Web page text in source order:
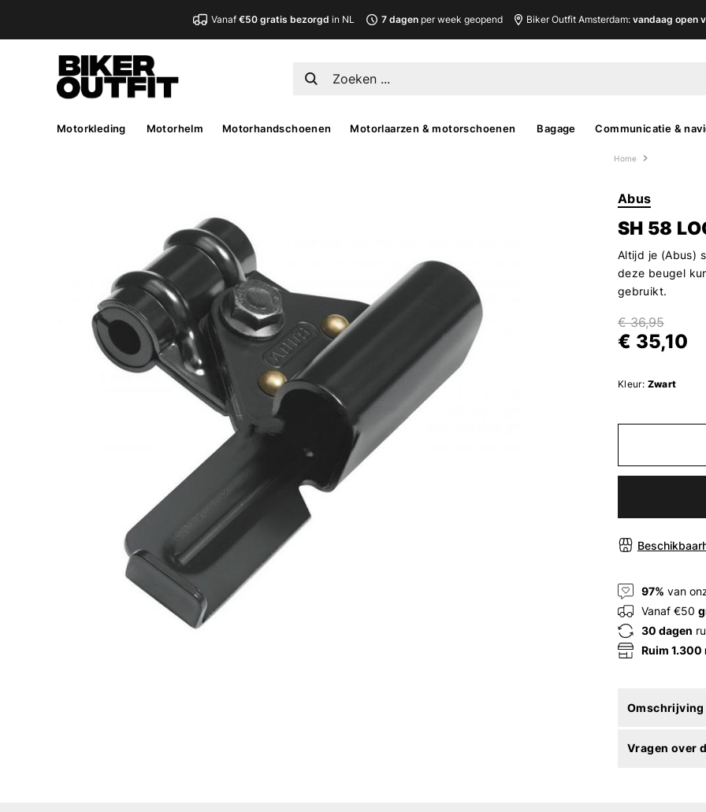
Vanaf €50 gratis bezorgd in NL 7 dagen per week geopend Biker Outfit Amsterdam:vandaag open
Motorkleding Motorhelm Motorhandschoenen Motorlaarzen & motorschoenen Bagage Communicatie &
Home
Abus
SH 58
Altijd je (Abus)
deze beugel
gebruikt.
€ 36,95
€ 35,10
Kleur: Zwart
97% van
Vanaf €50
30 dagen
Ruim 1.300
Omschrijving
Vragen over